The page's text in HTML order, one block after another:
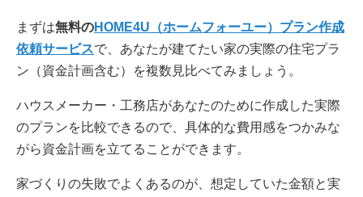
まずは無料のHOME4U（ホームフォーユー）プラン作成
依頼サービスで、あなたが建てたい家の実際の住宅プラ
ン（資金計画含む）を複数見比べてみましょう。
ハウスメーカー・工務店があなたのために作成した実際
のプランを比較できるので、具体的な費用感をつかみな
がら資金計画を立てることができます。
家づくりの失敗でよくあるのが、想定していた金額と実